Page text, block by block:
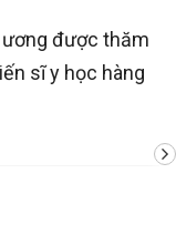
ương được thăm
sĩ y học hàng